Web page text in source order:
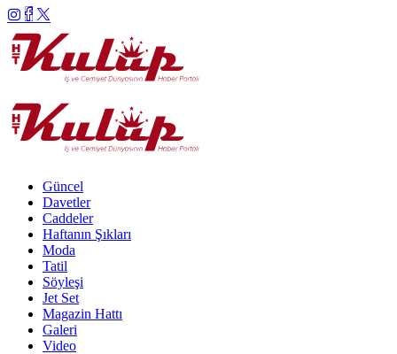
Güncel
Davetler
Caddeler
Haftanın Şıkları
Moda
Tatil
Söyleşi
Jet Set
Magazin Hattı
Galeri
Video